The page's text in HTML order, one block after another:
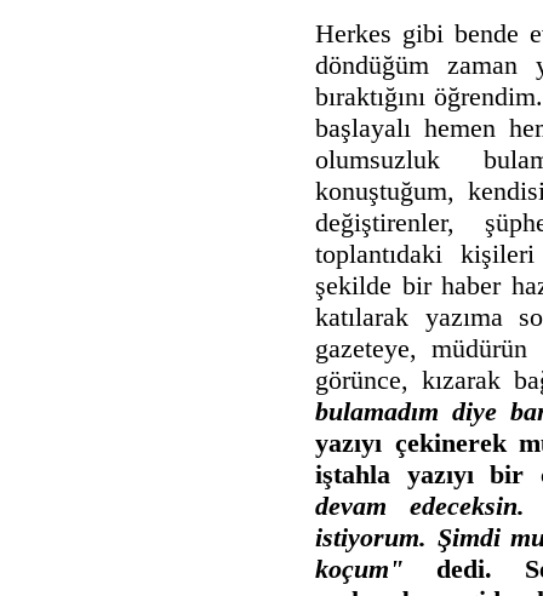
Herkes gibi bende
döndüğüm zaman
bıraktığını
başlayalı hemen
olumsuzluk
konuştuğum,
değiştirenler,
toplantıdaki
şekilde bir haber
katılarak yazıma
gazeteye,
görünce, kızarak
bulamadım diye
yazıyı çekinerek
iştahla yazıyı
devam
istiyorum. Şimdi
koçum" dedi.